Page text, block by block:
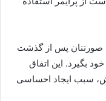
صورتتان پس از گذشت
بگیرد. این اتفاق
سبب ایجاد احساسی